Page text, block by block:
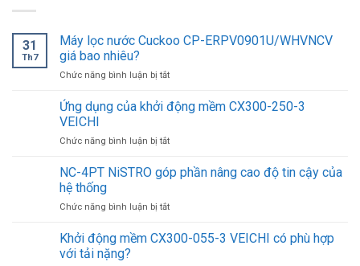
31
Th7
Máy lọc nước Cuckoo CP-ERPV0901U/WHVNCV
giá bao nhiêu?
Chức năng bình luận bị tắtở
lọc
nước
CP-
giá
Ứng dụng của khởi động mềm CX300-250-3
VEICHI
Chức năng bình luận bị tắtở
dụng
của
động
CX300-
NC-4PT NiSTRO góp phần nâng cao độ tin cậy của
hệ thống
Chức năng bình luận bị tắtở
4PT
Khởi động mềm CX300-055-3 VEICHI có phù hợp
với tải nặng?